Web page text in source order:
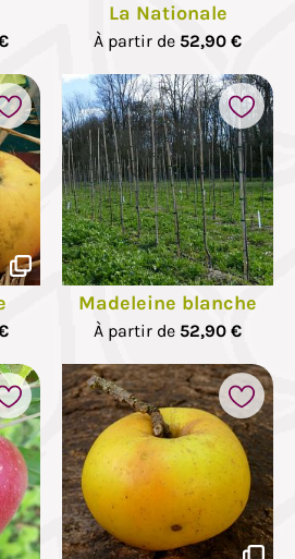
La Nationale
À partir de 52,90 €
Madeleine blanche
À partir de 52,90 €